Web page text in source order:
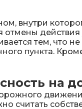
внутри
действия
тем, что не
пункта.
на
считать